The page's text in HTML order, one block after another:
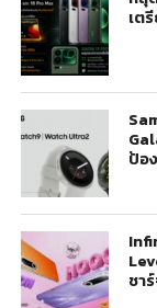
เต
ป้อ
ชา